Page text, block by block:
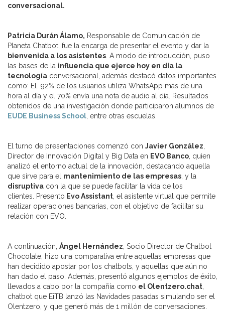
conversacional.
Patricia Durán Álamo, Responsable de Comunicación de
Planeta Chatbot, fue la encarga de presentar el evento y dar la
bienvenida a los asistentes . A modo de introducción, puso
las bases de la influencia que ejerce hoy en día la
tecnología conversacional, además destacó datos importantes
como: El 92% de los usuarios utiliza WhatsApp más de una
hora al día y el 70% envía una nota de audio al día. Resultados
obtenidos de una investigación donde participaron alumnos de
EUDE Business School , entre otras escuelas.
El turno de presentaciones comenzó con Javier González
Director de Innovación Digital y Big Data en EVO Banco , quien
analizó el entorno actual de la innovación, destacando aquella
que sirve para el mantenimiento de las empresas , y la
disruptiva con la que se puede facilitar la vida de los
clientes. Presento Evo Assistant , el asistente virtual que permite
realizar operaciones bancarias, con el objetivo de facilitar su
relación con EVO.
A continuación, Ángel Hernández , Socio Director de Chatbot
Chocolate, hizo una comparativa entre aquellas empresas que
han decidido apostar por los chatbots, y aquellas que aún no
han dado el paso. Además, presentó algunos ejemplos de éxito,
llevados a cabo por la compañía como el Olentzero.chat
chatbot que EiTB lanzó las Navidades pasadas simulando ser el
Olentzero, y que generó más de 1 millón de conversaciones.